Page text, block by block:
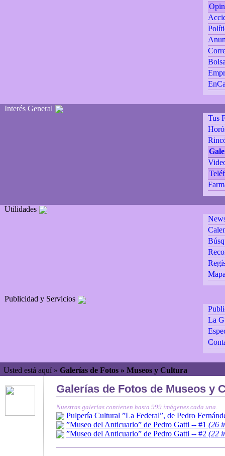
Interés General
Tus
Utilidades
Publicidad y Servicios
La
Usted está aquí » Galerías de Fotos » Museos y Cultura
Galerías de Fotos de Museos y
Nuestras galerías contienen hasta 999 imágenes cada una.
Pulpería Cultural ”La Federal”, de Pedro
”Museo del Anticuario” de Pedro Gatti -- #1 (26
”Museo del Anticuario” de Pedro Gatti -- #2 (22